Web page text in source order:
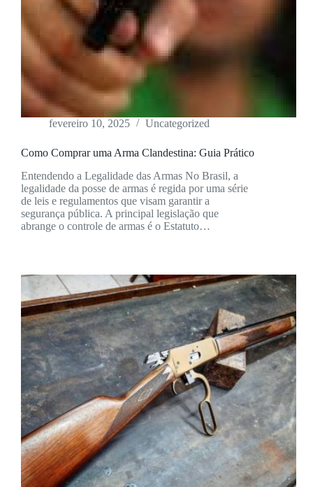
fevereiro 10, 2025 Uncategorized
Como Comprar uma Arma Clandestina: Guia Prático
Entendendo a Legalidade das Armas No Brasil, a
legalidade da posse de armas é regida por uma série
de leis e regulamentos que visam garantir a
segurança pública. A principal legislação que
abrange o controle de armas é o Estatuto…